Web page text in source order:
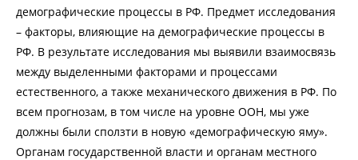
демографические процессы в РФ. Предмет исследования
– факторы, влияющие на демографические процессы в
РФ. В результате исследования мы выявили взаимосвязь
между выделенными факторами и процессами
естественного, а также механического движения в РФ. По
всем прогнозам, в том числе на уровне ООН, мы уже
должны были сползти в новую «демографическую яму».
Органам государственной власти и органам местного